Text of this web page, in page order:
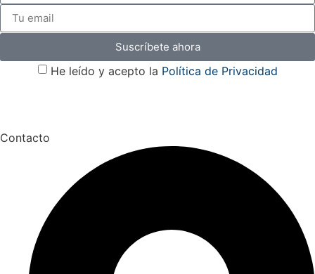
Suscríbete ahora
He leído y acepto la Política de Privacidad
Contacto